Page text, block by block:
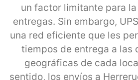
un factor limitante para
entregas. Sin embargo,
una red eficiente que les
tiempos de entrega a las
geográficas de cada
sentido, los envíos a